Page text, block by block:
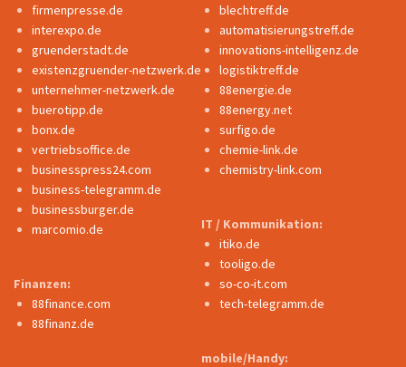
firmenpresse.de
interexpo.de
gruenderstadt.de
existenzgruender-netzwerk.de
unternehmer-netzwerk.de
buerotipp.de
bonx.de
vertriebsoffice.de
businesspress24.com
business-telegramm.de
businessburger.de
marcomio.de
Finanzen:
88finance.com
88finanz.de
blechtreff.de
automatisierungstreff.de
innovations-intelligenz.de
logistiktreff.de
88energie.de
88energy.net
surfigo.de
chemie-link.de
chemistry-link.com
IT / Kommunikation:
itiko.de
tooligo.de
so-co-it.com
tech-telegramm.de
mobile/Handy: